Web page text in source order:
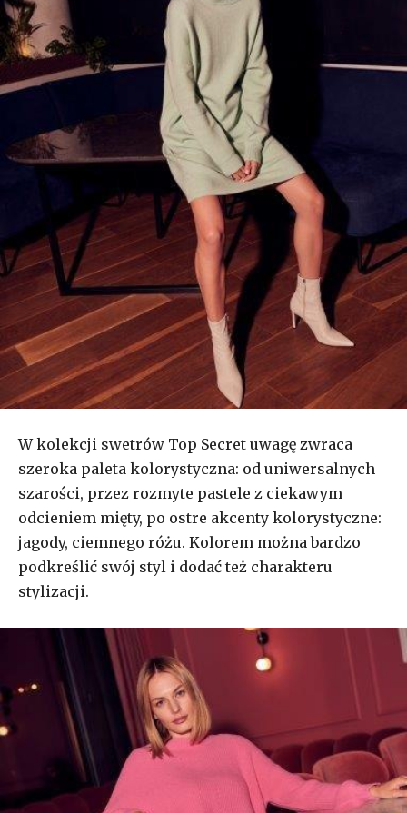
W kolekcji swetrów Top Secret uwagę zwraca
szeroka paleta kolorystyczna: od uniwersalnych
szarości, przez rozmyte pastele z ciekawym
odcieniem mięty, po ostre akcenty kolorystyczne:
jagody, ciemnego różu. Kolorem można bardzo
podkreślić swój styl i dodać też charakteru
stylizacji.